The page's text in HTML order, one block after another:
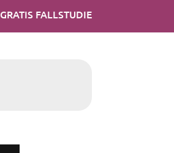
GRATIS FALLSTUDIE